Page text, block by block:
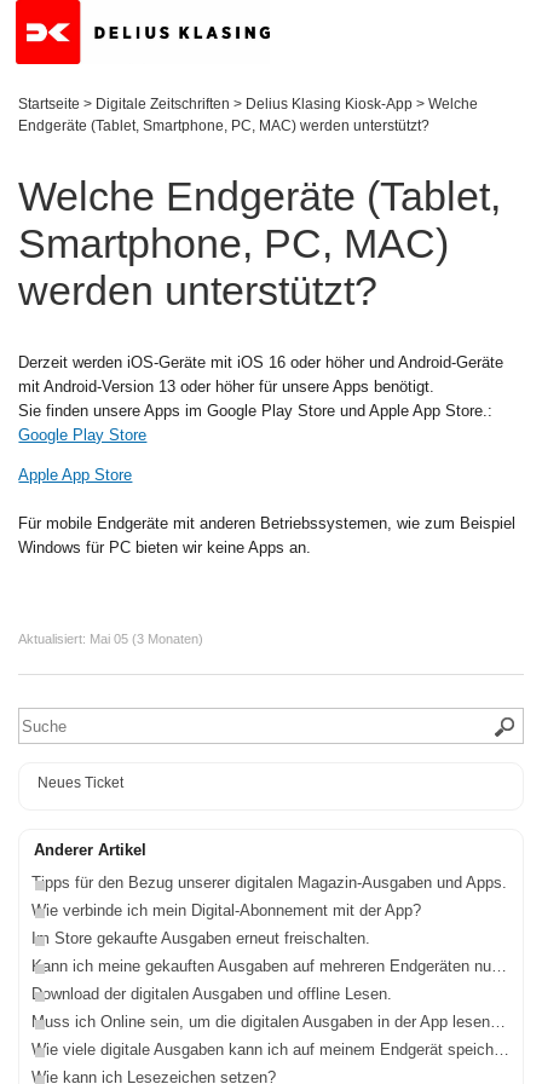
Startseite > Digitale Zeitschriften > Delius Klasing Kiosk-App > Welche
Endgeräte (Tablet, Smartphone, PC, MAC) werden unterstützt?
Welche Endgeräte (Tablet,
Smartphone, PC, MAC)
werden unterstützt?
Derzeit werden iOS-Geräte mit iOS 16 oder höher und Android-Geräte
mit Android-Version 13 oder höher für unsere Apps benötigt.
Sie finden unsere Apps im Google Play Store und Apple App Store.:
Google Play Store
Apple App Store
Für mobile Endgeräte mit anderen Betriebssystemen, wie zum Beispiel
Windows für PC bieten wir keine Apps an.
Aktualisiert: Mai 05 (3 Monaten)
Neues Ticket
Anderer Artikel
Tipps für den Bezug unserer digitalen Magazin-Ausgaben und Apps.
Wie verbinde ich mein Digital-Abonnement mit der App?
Im Store gekaufte Ausgaben erneut freischalten.
Kann ich meine gekauften Ausgaben auf mehreren Endgeräten nutzen?
Download der digitalen Ausgaben und offline Lesen.
Muss ich Online sein, um die digitalen Ausgaben in der App lesen zu können?
Wie viele digitale Ausgaben kann ich auf meinem Endgerät speichern?
Wie kann ich Lesezeichen setzen?